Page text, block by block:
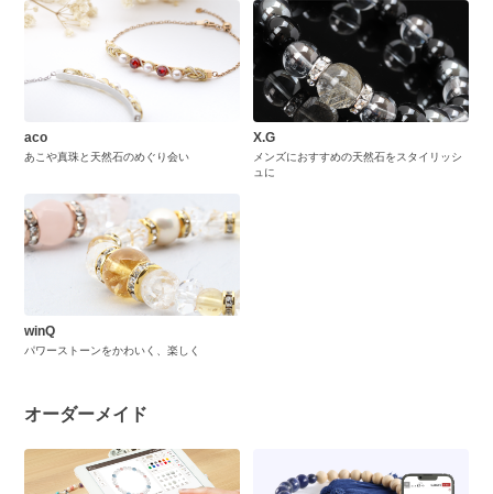
aco
あこや真珠と天然石のめぐり会い
X.G
メンズにおすすめの天然石をスタイリッシ
ュに
winQ
パワーストーンをかわいく、楽しく
オーダーメイド